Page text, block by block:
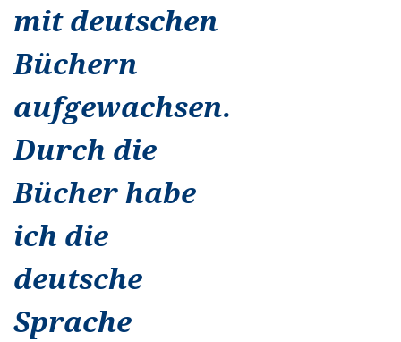
mit deutschen
Büchern
aufgewachsen.
Durch die
Bücher habe
ich die
deutsche
Sprache